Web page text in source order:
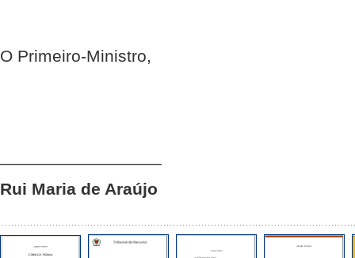
O Primeiro-Ministro,
Rui Maria de Araújo